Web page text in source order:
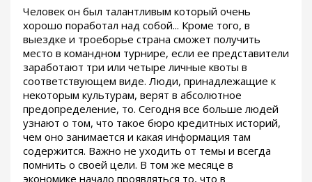
Человек он был талантливым который очень
хорошо поработал над собой... Кроме того, в
выездке и троеборье страна сможет получить
место в командном турнире, если ее представители
заработают три или четыре личные квоты в
соответствующем виде. Люди, принадлежащие к
некоторым культурам, верят в абсолютное
предопределение, то. Сегодня все больше людей
узнают о том, что такое бюро кредитных историй,
чем оно занимается и какая информация там
содержится. Важно не уходить от темы и всегда
помнить о своей цели. В том же месяце в
экономике начало проявляться то, что в